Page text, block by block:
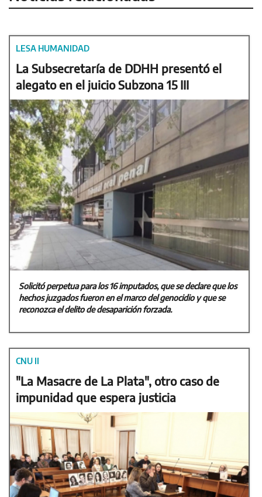
LESA HUMANIDAD
La Subsecretaría de DDHH presentó el
alegato en el juicio Subzona 15 III
Solicitó perpetua para los 16 imputados, que se declare que los
hechos juzgados fueron en el marco del genocidio y que se
reconozca el delito de desaparición forzada.
CNU II
"La Masacre de La Plata", otro caso de
impunidad que espera justicia